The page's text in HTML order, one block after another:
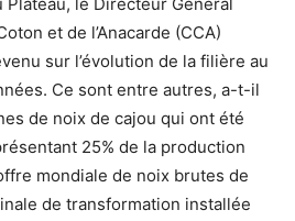
et de l’Anacarde (CCA)
sur l’évolution de la filière au
Ce sont entre autres, a-t-il
de noix de cajou qui ont été
25% de la production
mondiale de noix brutes de
de transformation installée